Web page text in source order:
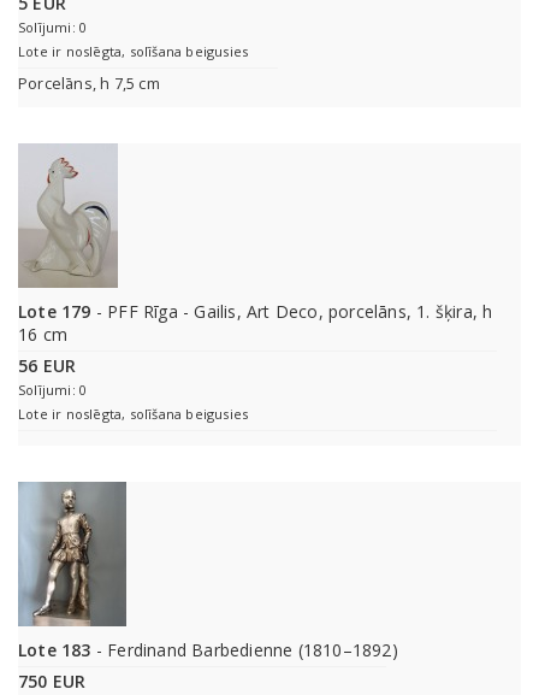
Solījumi: 0
Lote ir noslēgta, solīšana beigusies
Porcelāns, h 7,5 cm
Lote 179 - PFF Rīga - Gailis, Art Deco, porcelāns, 1. šķira, h
16 cm
56 EUR
Solījumi: 0
Lote ir noslēgta, solīšana beigusies
Lote 183 - Ferdinand Barbedienne (1810–1892)
750 EUR